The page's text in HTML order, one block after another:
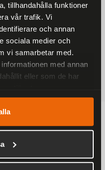
tillhandahålla funktioner
vår trafik. Vi
och annan
sociala medier och
vi samarbetar med.
med annan
eller som de har
kr
Swish